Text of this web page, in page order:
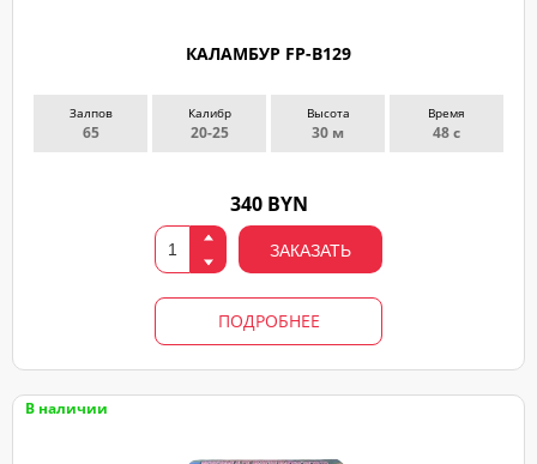
КАЛАМБУР FP-B129
Залпов
65
Калибр
20-25
Высота
30 м
Время
48 с
340 BYN
ЗАКАЗАТЬ
ПОДРОБНЕЕ
В наличии